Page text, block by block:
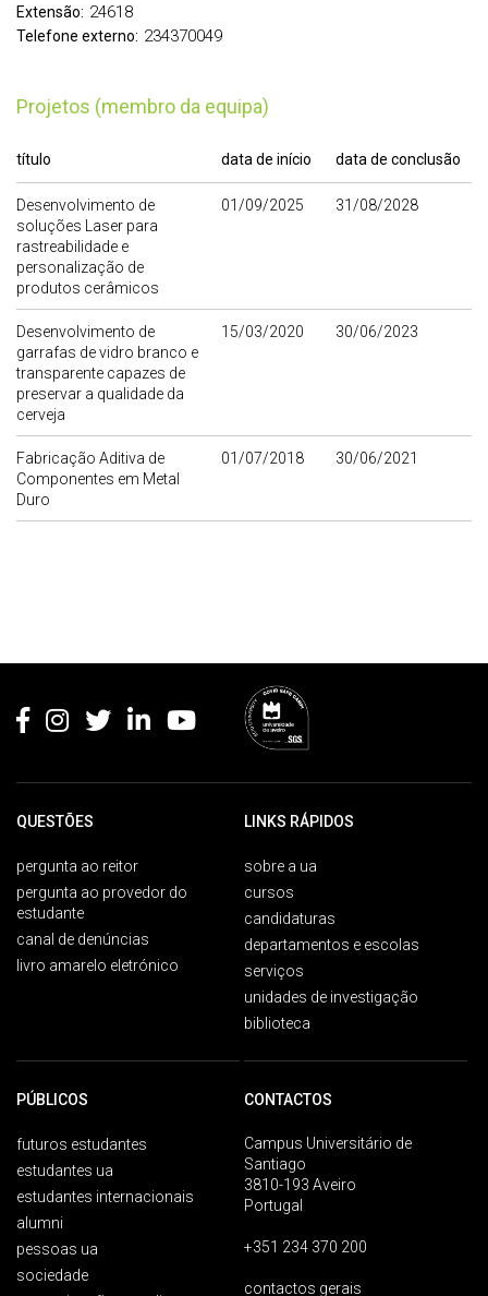
Extensão: 24618
Telefone externo: 234370049
Projetos (membro da equipa)
título data de início data de conclusão
Desenvolvimento de
soluções Laser para
rastreabilidade e
personalização de
produtos cerâmicos
01/09/2025 31/08/2028
Desenvolvimento de
garrafas de vidro branco e
transparente capazes de
preservar a qualidade da
cerveja
15/03/2020 30/06/2023
Fabricação Aditiva de
Componentes em Metal
Duro
01/07/2018 30/06/2021
QUESTÕES
pergunta ao reitor
pergunta ao provedor do
estudante
canal de denúncias
livro amarelo eletrónico
LINKS RÁPIDOS
sobre a ua
cursos
candidaturas
departamentos e escolas
serviços
unidades de investigação
biblioteca
PÚBLICOS
futuros estudantes
estudantes ua
estudantes internacionais
alumni
pessoas ua
sociedade
CONTACTOS
Campus Universitário de
Santiago
3810-193 Aveiro
Portugal
+351 234 370 200
contactos gerais